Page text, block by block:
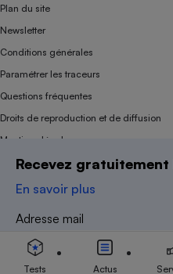
Recevez
En savoir plus
Adresse mail
Plan du site
Newsletter
Conditions générales
Paramétrer les traceurs
Questions fréquentes
Droits de reproduction et de diffusion
Mentions légales
Panel
Association indépendante de l’État,
distributeurs depuis 1951.
Tests Actus